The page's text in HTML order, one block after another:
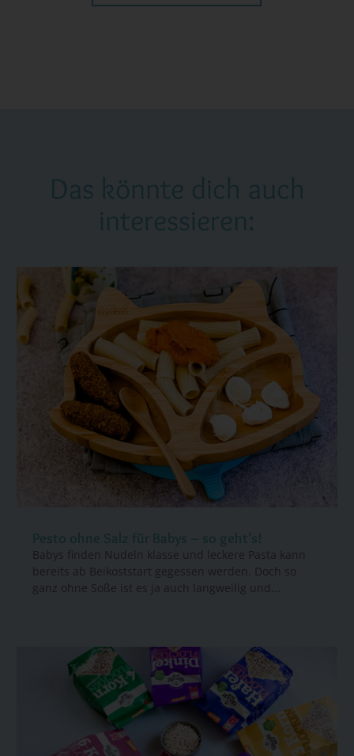
Das könnte dich auch
interessieren:
Pesto ohne Salz für Babys – so geht’s!
Babys finden Nudeln klasse und leckere Pasta kann
bereits ab Beikoststart gegessen werden. Doch so
ganz ohne Soße ist es ja auch langweilig und...